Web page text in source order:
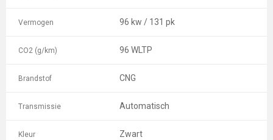
Vermogen 96 kw / 131 pk
CO2 (g/km) 96 WLTP
Brandstof CNG
Transmissie Automatisch
Kleur Zwart